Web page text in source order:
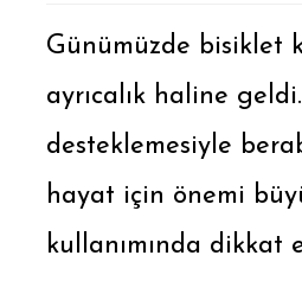
Günümüzde bisiklet
ayrıcalık haline
desteklemesiyle
hayat için önemi
kullanımında dikkat